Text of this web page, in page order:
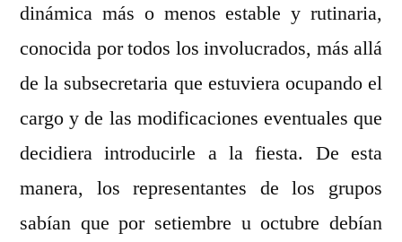
dinámica más o menos estable y rutinaria,
conocida por todos los involucrados, más allá
de la subsecretaria que estuviera ocupando el
cargo y de las modificaciones eventuales que
decidiera introducirle a la fiesta. De esta
manera, los representantes de los grupos
sabían que por setiembre u octubre debían